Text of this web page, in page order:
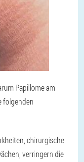
Papillome am
folgenden
chirurgische
verringern die